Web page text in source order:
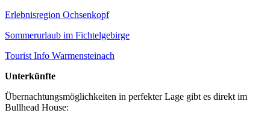
Erlebnisregion Ochsenkopf
Sommerurlaub im Fichtelgebirge
Tourist Info Warmensteinach
Unterkünfte
Übernachtungsmöglichkeiten in perfekter Lage gibt es direkt im
Bullhead House: